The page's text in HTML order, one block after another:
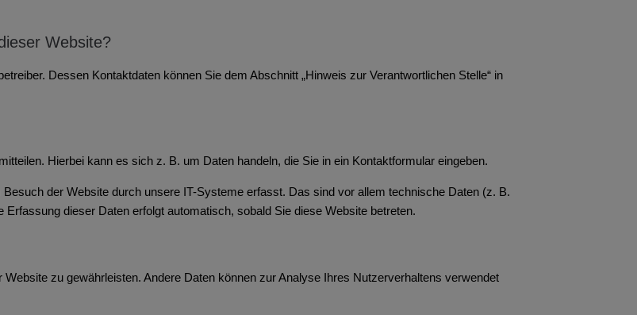
Website?
Dessen Kontaktdaten können Sie dem Abschnitt „Hinweis zur Verantwortlichen Stelle“ in
Hierbei kann es sich z. B. um Daten handeln, die Sie in ein Kontaktformular eingeben.
der Website durch unsere IT-Systeme erfasst. Das sind vor allem technische Daten (z. B.
dieser Daten erfolgt automatisch, sobald Sie diese Website betreten.
zu gewährleisten. Andere Daten können zur Analyse Ihres Nutzerverhaltens verwendet